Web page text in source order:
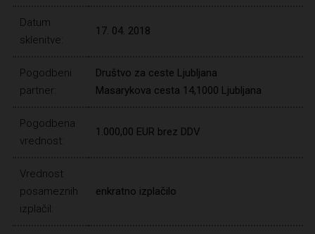
Datum
sklenitve:
17. 04. 2018
Pogodbeni
partner:
Društvo za ceste Ljubljana
Masarykova cesta 14,1000 Ljubljana
Pogodbena
vrednost:
1.000,00 EUR brez DDV
Vrednost
posameznih
izplačil:
enkratno izplačilo